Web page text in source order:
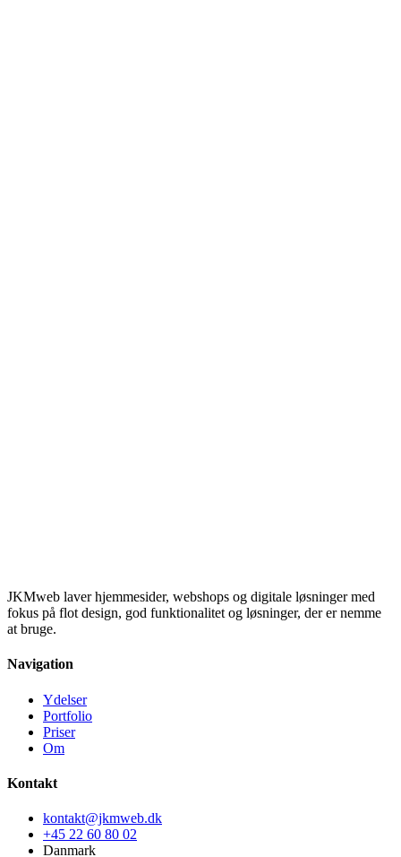
JKMweb laver hjemmesider, webshops og digitale løsninger med
fokus på flot design, god funktionalitet og løsninger, der er nemme
at bruge.
Navigation
Ydelser
Portfolio
Priser
Om
Kontakt
kontakt@jkmweb.dk
+45 22 60 80 02
Danmark